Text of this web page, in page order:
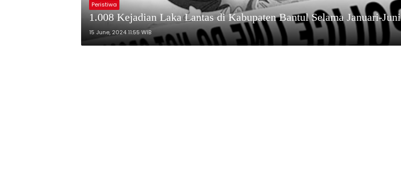
Peristiwa
1.008 Kejadian Laka Lantas di Kabupaten Bantul Selama Januari-Juni
15 June, 2024 11:55 WIB